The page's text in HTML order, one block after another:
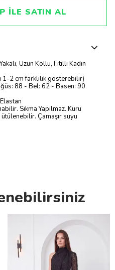
ILE SATIN AL
Uzun Kollu, Fitilli Kadın
1-2 cm farklılık gösterebilir)
88 - Bel: 62 - Basen: 90
Sıkma Yapılmaz. Kuru
Çamaşır suyu